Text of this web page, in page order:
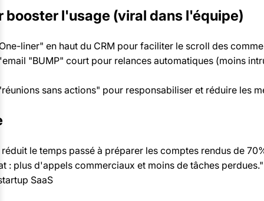
booster l'usage (viral dans l'équipe)
liner" en haut du CRM pour faciliter le scroll des
"BUMP" court pour relances automatiques (moins
sans actions" pour responsabiliser et réduire les
le temps passé à préparer les comptes rendus de
: plus d'appels commerciaux et moins de tâches
SaaS